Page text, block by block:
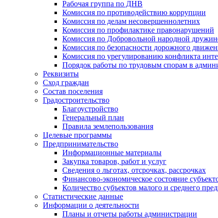
Рабочая группа по ДНВ
Комиссия по противодействию коррупции
Комиссия по делам несовершеннолетних
Комиссия по профилактике правонарушений
Комиссия по Добровольной народной
Комиссия по безопасности дорожного
Комиссия по урегулированию конфликта
Порядок работы по трудовым спорам в
Реквизиты
Сход граждан
Состав поселения
Градостроительство
Благоустройство
Генеральный план
Правила землепользования
Целевые программы
Предпринимательство
Информационные материалы
Закупка товаров, работ и услуг
Сведения о льготах, отсрочках, рассрочках
Финансово-экономическое состояние
Количество субъектов малого и среднего
Статистические данные
Информации о деятельности
Планы и отчеты работы администрации